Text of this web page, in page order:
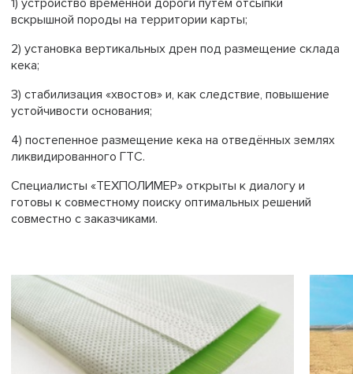
1) устройство временной дороги путём отсыпки
вскрышной породы на территории карты;
2) установка вертикальных дрен под размещение склада
кека;
3) стабилизация «хвостов» и, как следствие, повышение
устойчивости основания;
4) постепенное размещение кека на отведённых землях
ликвидированного ГТС.
Специалисты «ТЕХПОЛИМЕР» открыты к диалогу и
готовы к совместному поиску оптимальных решений
совместно с заказчиками.